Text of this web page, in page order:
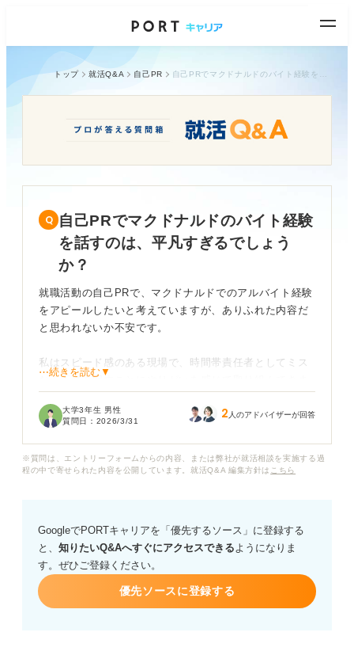
トップ 就活Q&A 自己PR
自己PRでマクドナルドのバイト経験
を話すのは、平凡すぎるでしょう
か？
就職活動の自己PRで、マクドナルドでのアルバイト経験
をアピールしたいと考えていますが、ありふれた内容だ
と思われないか不安です。
私はスピード感のある現場で、時間帯責任者としてミス
なく店舗を回すことにやりがいを感じて取り組んできま
い」と評価されてしまうのではないかと心配していま
自分ならではの強みとして伝えるために気を付けるべき
点を教えてください。個人の努力を評価してもらうため
のコツがあれば、アドバイスをお願いします。
⋯続きを読む▼
大学3年生 男性
質問日： 2026/3/31 2 人のアドバイザーが回答
※質問は、エントリーフォームからの内容、または弊社が就活相談を実施する過
程の中で寄せられた内容を公開しています。就活Q&A 編集方針は こちら
GoogleでPORTキャリアを「優先するソース」に登録する
と、 知りたいQ&Aへすぐにアクセスできるようになりま
す。ぜひご登録ください。
優先ソースに登録する